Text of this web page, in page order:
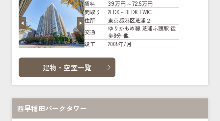
賃料 39万円～72.5万円
間取り
2LDK～3LDK+WIC
住所
東京都港区芝浦２
交通
ゆりかもめ線 芝浦ふ頭駅 徒
歩8分 他
竣工
2005年7月
建物・空室一覧
西早稲田パークタワー